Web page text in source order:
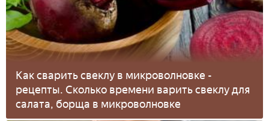
Как сварить свеклу в микроволновке -
рецепты. Сколько времени варить свеклу для
салата, борща в микроволновке